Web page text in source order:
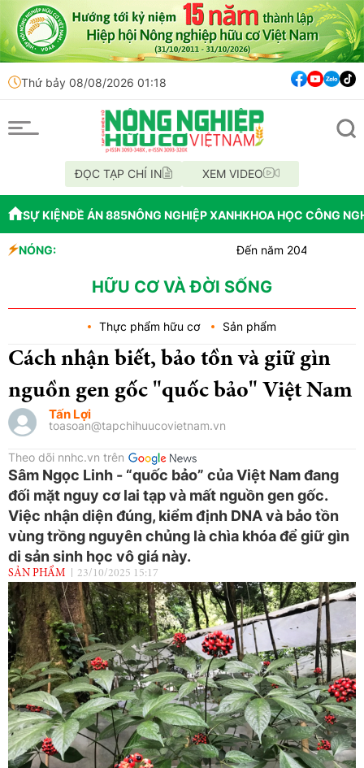
Thứ bảy 08/08/2026 01:18
ĐỌC TẠP CHÍ IN XEM VIDEO
SỰ KIỆNĐỀ ÁN 885NÔNG NGHIỆP XANHKHOA HỌC CÔNG
NÓNG:
Đến năm 2045, Việt Nam
Lâm Đồng: Không hợp thức
HỮU CƠ VÀ ĐỜI SỐNG
Thực phẩm hữu cơ Sản phẩm
Cách nhận biết, bảo tồn và giữ gìn
nguồn gen gốc "quốc bảo" Việt Nam
Tấn Lợi
toasoan@tapchihuucovietnam.vn
Theo dõi nnhc.vn trên
Sâm Ngọc Linh - “quốc bảo” của Việt Nam đang
đối mặt nguy cơ lai tạp và mất nguồn gen gốc.
Việc nhận diện đúng, kiểm định DNA và bảo tồn
vùng trồng nguyên chủng là chìa khóa để giữ gìn
di sản sinh học vô giá này.
SẢN PHẨM 23/10/2025 15:17